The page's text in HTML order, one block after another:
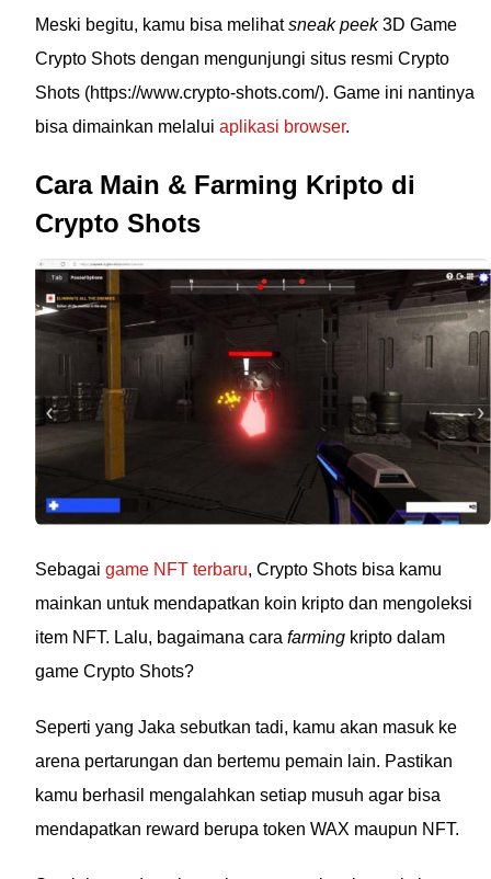
Meski begitu, kamu bisa melihatsneak peek3D Game
Crypto Shots dengan mengunjungi situs resmi Crypto
Shots (https://www.crypto-shots.com/). Game ini nantinya
bisa dimainkan melalui aplikasi browser.
Cara Main & Farming Kripto di
Crypto Shots
Sebagai game NFT terbaru, Crypto Shots bisa kamu
mainkan untuk mendapatkan koin kripto dan mengoleksi
item NFT. Lalu, bagaimana cara farming kripto dalam
game Crypto Shots?
Seperti yang Jaka sebutkan tadi, kamu akan masuk ke
arena pertarungan dan bertemu pemain lain. Pastikan
kamu berhasil mengalahkan setiap musuh agar bisa
mendapatkan reward berupa token WAX maupun NFT.